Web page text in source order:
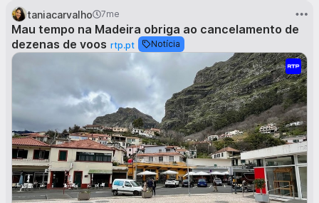
taniacarvalho 7me
Mau tempo na Madeira obriga ao cancelamento de
dezenas de voos rtp.pt Notícia